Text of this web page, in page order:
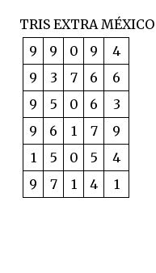
TRIS EXTRA MÉXICO
9
9 0 9
4
9
3 7 6
6
9
5 0 6
3
9
6 1 7
9
1
5 0 5
4
9
7 1 4 1